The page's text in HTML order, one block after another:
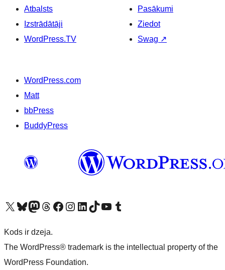
Atbalsts
Izstrādātāji
WordPress.TV
Pasākumi
Ziedot
Swag ↗
WordPress.com
Matt
bbPress
BuddyPress
Apmeklējiet mūsu X (agrāk Twitter) kontu
Apmeklējiet mūsu Bluesky kontu
Apmeklējiet mūsu Mastodon kontu
Apmeklējiet mūsu Threads kontu
Apmeklējiet mūsu Facebook lapuApmeklējiet mūsu Instagram kontu
Apmeklējiet mūsu LinkedIn kontu
Apmeklējiet mūsu TikTok kontu
Apmeklējiet mūsu YouTube kanālu
Apmeklējiet mūsu Tumblr kontu
Kods ir dzeja.
The WordPress® trademark is the intellectual property of the
WordPress Foundation.